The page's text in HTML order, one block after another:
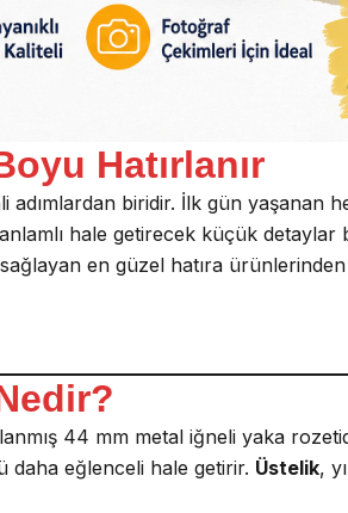
Hatırlanır
biridir. İlk gün yaşanan
hale getirecek küçük detaylar
en güzel hatıra
44 mm metal iğneli yaka
daha eğlenceli hale getirir. Üstelik,